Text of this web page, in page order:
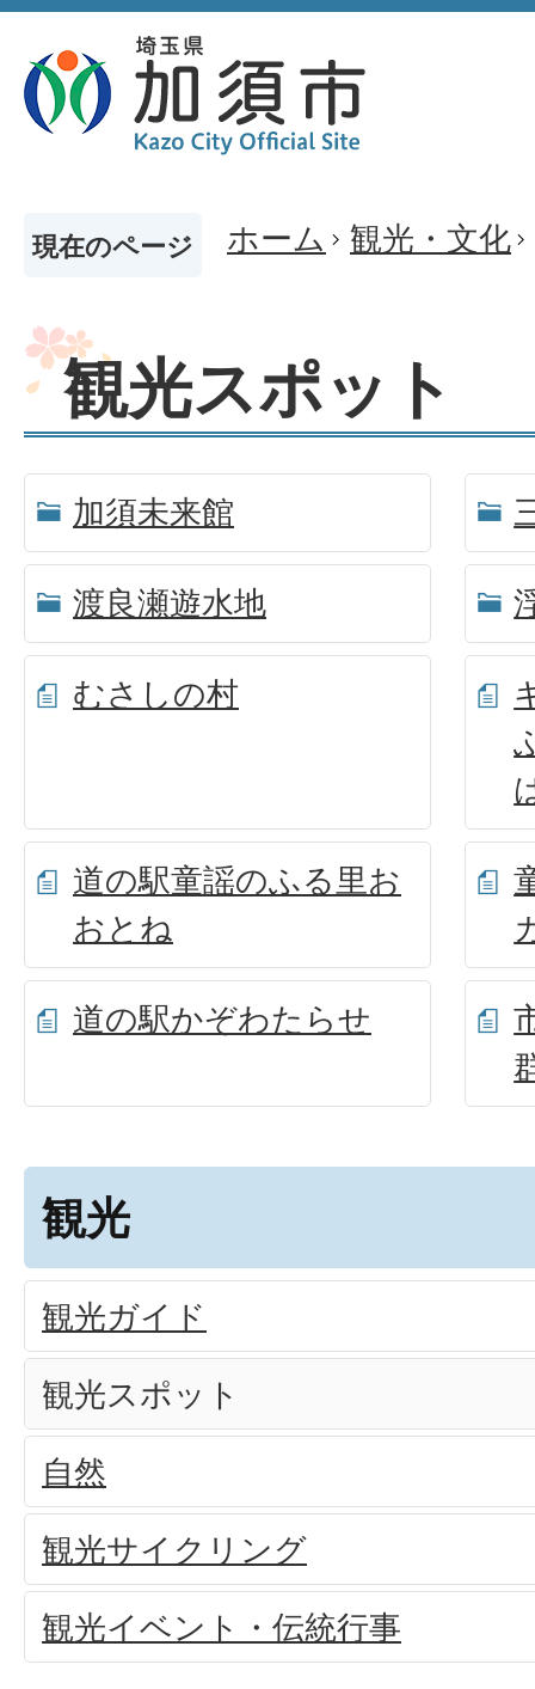
現在のページ ホーム 観光・文化
観光スポット
加須未来館
渡良瀬遊水地
むさしの村
道の駅童謡のふる里お
おとね
道の駅かぞわたらせ
観光
観光ガイド
観光スポット
自然
観光サイクリング
観光イベント・伝統行事